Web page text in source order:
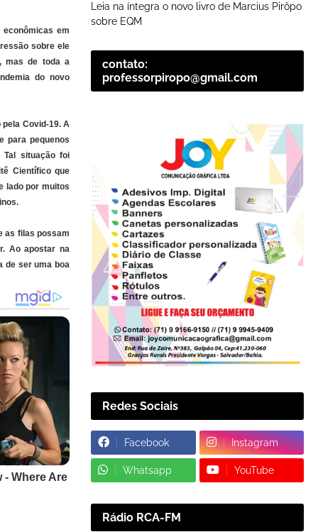
em
sobre ele
mas de toda a
do novo
Covid-19. A
para pequenos
Tal situação foi
Científico que
lado por muitos
as filas possam
Ao apostar na
de ser uma boa
Leia na íntegra o novo livro de Marcius Pirôpo
sobre EQM
contato:
professorpiropo@gmail.com
Redes Sociais
Facebook Instagram
Whatsapp YouTube
Rádio RCA-FM